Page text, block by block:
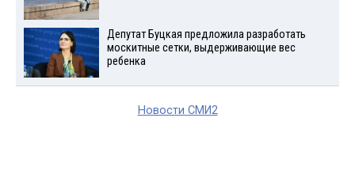
Депутат Буцкая предложила разработать
москитные сетки, выдерживающие вес
ребенка
Новости СМИ2